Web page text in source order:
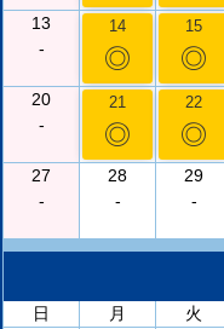
13
-
14
◎
15
◎
20
-
21
◎
22
◎
27
-
28
-
29
-
日
月 火